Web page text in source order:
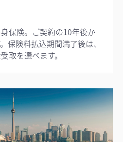
保険。ご契約の10年後か
保険料払込期間満了後は、
取を選べます。